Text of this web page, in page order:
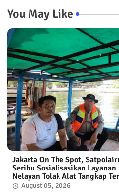
You May Like
Jakarta On The Spot,
Seribu Sosialisasikan
Nelayan Tolak Alat Tangkap
August 05, 2026